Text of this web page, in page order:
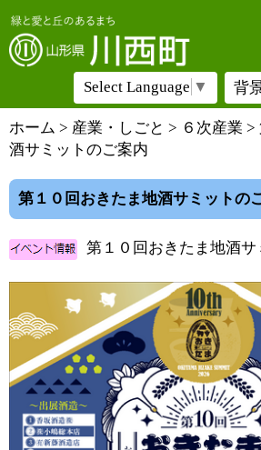
Select Language ▼ 背
ホーム > 産業・しごと > ６次産業 >
酒サミットのご案内
第１０回おきたま地酒サミットの
第１０回おきたま地酒